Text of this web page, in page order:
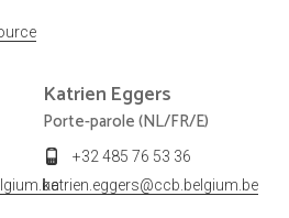
Katrien Eggers
Porte-parole (NL/FR/E)
+32 485 76 53 36
katrien.eggers@ccb.belgium.be